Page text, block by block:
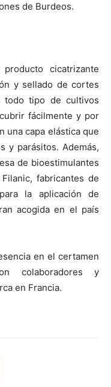
de Burdeos.
cicatrizante
y sellado de cortes
tipo de cultivos
fácilmente y por
una capa elástica que
y parásitos. Además,
de bioestimulantes
fabricantes de
la aplicación de
acogida en el país
en el certamen
colaboradores y
en Francia.